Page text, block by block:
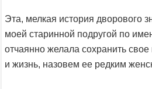
Эта, мелкая история дворового
моей старинной подругой по
отчаянно желала сохранить свое
и жизнь, назовем ее редким